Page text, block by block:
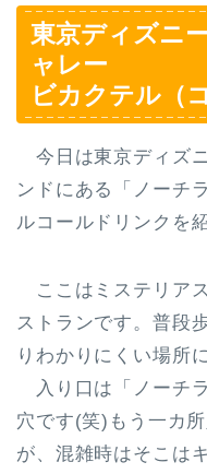
東京ディズニ
ャレー
ビカクテル（
今日は東京ディズ
ンドにある「ノーチ
ルコールドリンクを
ここはミステリア
ストランです。普段
りわかりにくい場所
入り口は「ノーチ
穴です(笑)もう一カ
が、混雑時はそこは